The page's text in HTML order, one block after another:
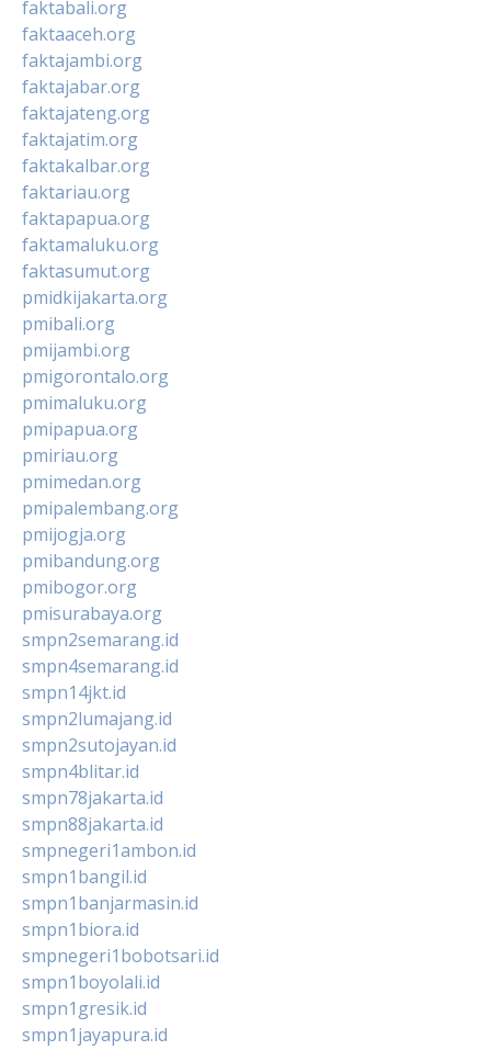
faktabali.org
faktaaceh.org
faktajambi.org
faktajabar.org
faktajateng.org
faktajatim.org
faktakalbar.org
faktariau.org
faktapapua.org
faktamaluku.org
faktasumut.org
pmidkijakarta.org
pmibali.org
pmijambi.org
pmigorontalo.org
pmimaluku.org
pmipapua.org
pmiriau.org
pmimedan.org
pmipalembang.org
pmijogja.org
pmibandung.org
pmibogor.org
pmisurabaya.org
smpn2semarang.id
smpn4semarang.id
smpn14jkt.id
smpn2lumajang.id
smpn2sutojayan.id
smpn4blitar.id
smpn78jakarta.id
smpn88jakarta.id
smpnegeri1ambon.id
smpn1bangil.id
smpn1banjarmasin.id
smpn1biora.id
smpnegeri1bobotsari.id
smpn1boyolali.id
smpn1gresik.id
smpn1jayapura.id